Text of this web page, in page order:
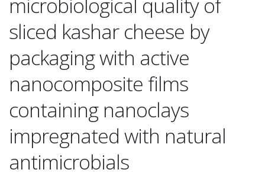
sliced kashar cheese by
packaging with active
nanocomposite films
containing nanoclays
impregnated with natural
antimicrobials